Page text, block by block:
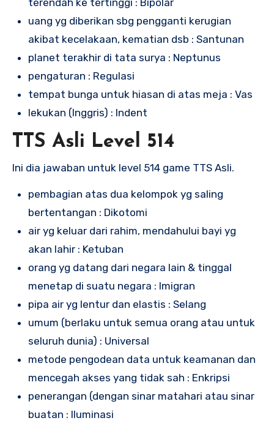
uang yg diberikan sbg pengganti kerugian
akibat kecelakaan, kematian dsb : Santunan
planet terakhir di tata surya : Neptunus
pengaturan : Regulasi
tempat bunga untuk hiasan di atas meja : Vas
lekukan (Inggris) : Indent
TTS Asli Level 514
Ini dia jawaban untuk level 514 game TTS Asli.
pembagian atas dua kelompok yg saling
bertentangan : Dikotomi
air yg keluar dari rahim, mendahului bayi yg
akan lahir : Ketuban
orang yg datang dari negara lain & tinggal
menetap di suatu negara : Imigran
pipa air yg lentur dan elastis : Selang
umum (berlaku untuk semua orang atau untuk
seluruh dunia) : Universal
metode pengodean data untuk keamanan dan
mencegah akses yang tidak sah : Enkripsi
penerangan (dengan sinar matahari atau sinar
buatan : Iluminasi